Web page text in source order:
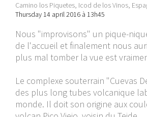
Camino los Piquetes, Icod de los Vinos,
Thursday 14 april 2016 à 13h45
Nous "improvisons" un pique-
de l'accueil et finalement nous
plus mal tomber la vue est
Le complexe souterrain "Cuevas
des plus long tubes volcanique
monde. Il doit son origine aux